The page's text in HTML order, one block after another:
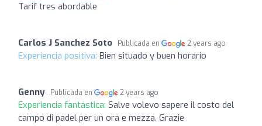
Tarif tres abordable
Carlos J Sanchez Soto Publicada en 2 years ago
Experiencia positiva: Bien situado y buen horario
Genny Publicada en 2 years ago
Experiencia fantástica: Salve volevo sapere il costo del
campo di padel per un ora e mezza. Grazie